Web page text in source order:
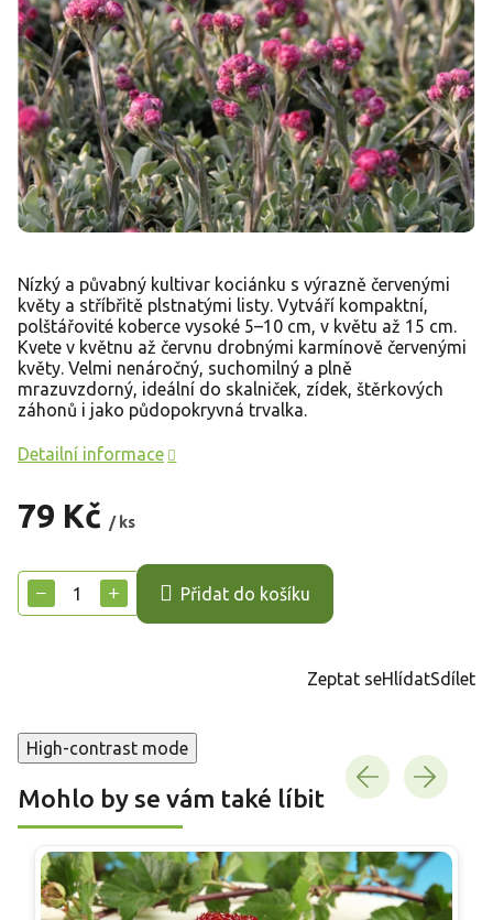
79 Kč / ks
cena:
+
− Přidat do košíku
Nízký a půvabný kultivar kociánku s výrazně červenými
květy a stříbřitě plstnatými listy. Vytváří kompaktní,
polštářovité koberce vysoké 5–10 cm, v květu až 15 cm.
Kvete v květnu až červnu drobnými karmínově červenými
květy. Velmi nenáročný, suchomilný a plně
mrazuvzdorný, ideální do skalniček, zídek, štěrkových
záhonů i jako půdopokryvná trvalka.
Detailní informace
Zeptat seHlídatSdílet
High-contrast mode
Mohlo by se vám také líbit